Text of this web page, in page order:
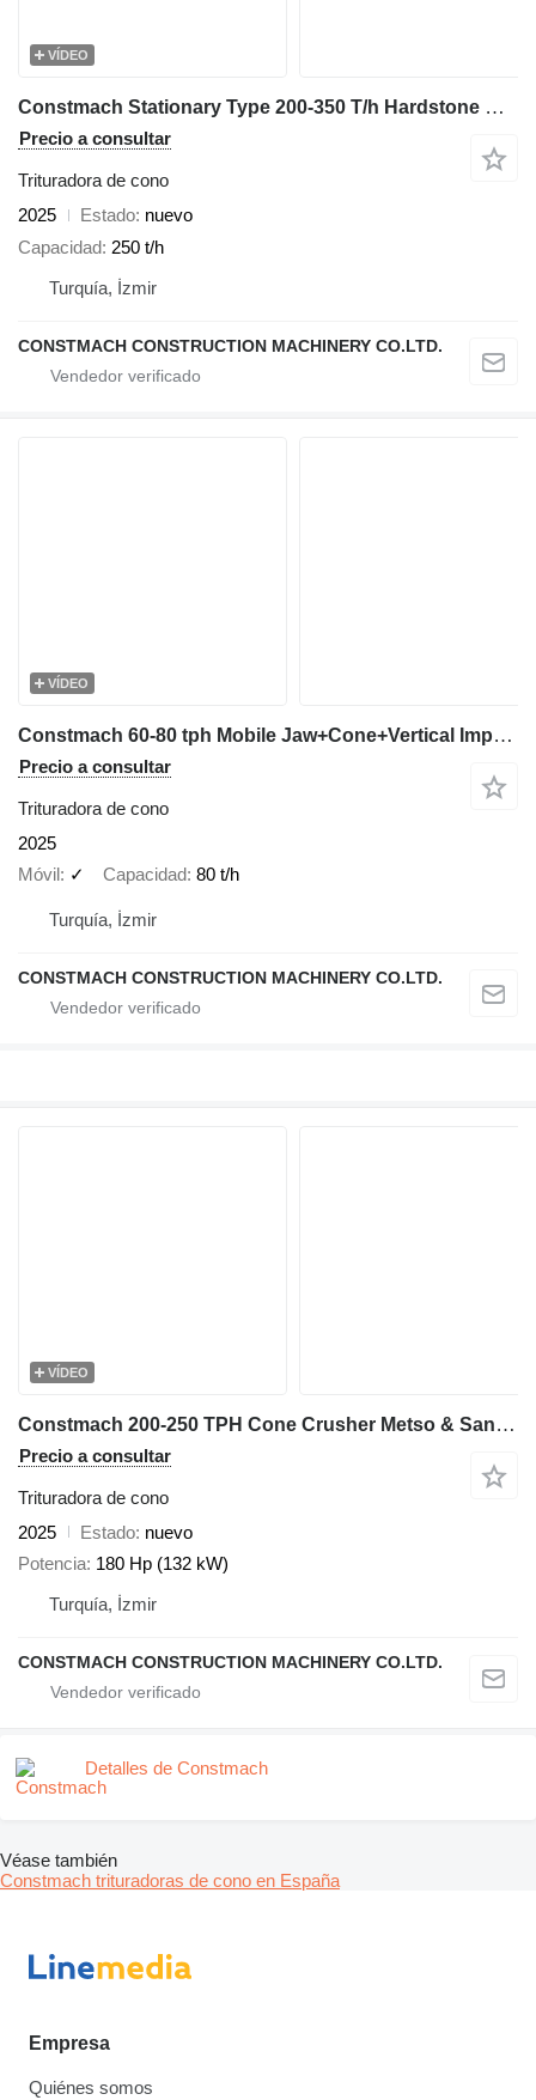
VÍDEO
Constmach Stationary Type 200-350 T/h Hardstone Crushing & Screening Plant
Precio a consultar
Trituradora de cono
2025
Estado nuevo
Capacidad 250 t/h
Turquía, İzmir
CONSTMACH CONSTRUCTION MACHINERY CO.LTD.
VÍDEO
Constmach 60-80 tph Mobile Jaw+Cone+Vertical Impact Crusher Plant
Precio a consultar
Trituradora de cono
2025
Móvil ✓ Capacidad 80 t/h
Turquía, İzmir
CONSTMACH CONSTRUCTION MACHINERY CO.LTD.
VÍDEO
Constmach 200-250 TPH Cone Crusher Metso & Sandvik
Precio a consultar
Trituradora de cono
2025
Estado nuevo
Potencia 180 Hp (132 kW)
Turquía, İzmir
CONSTMACH CONSTRUCTION MACHINERY CO.LTD.
Detalles de Constmach
Véase también
Constmach trituradoras de cono en España
Empresa
Quiénes somos